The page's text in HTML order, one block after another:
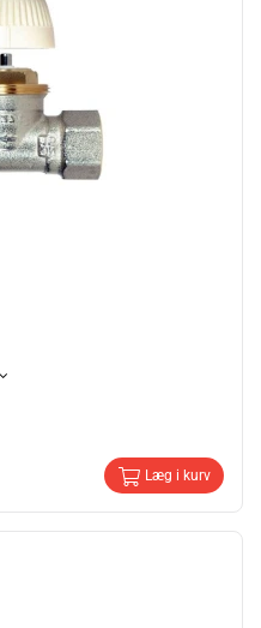
Læg i kurv